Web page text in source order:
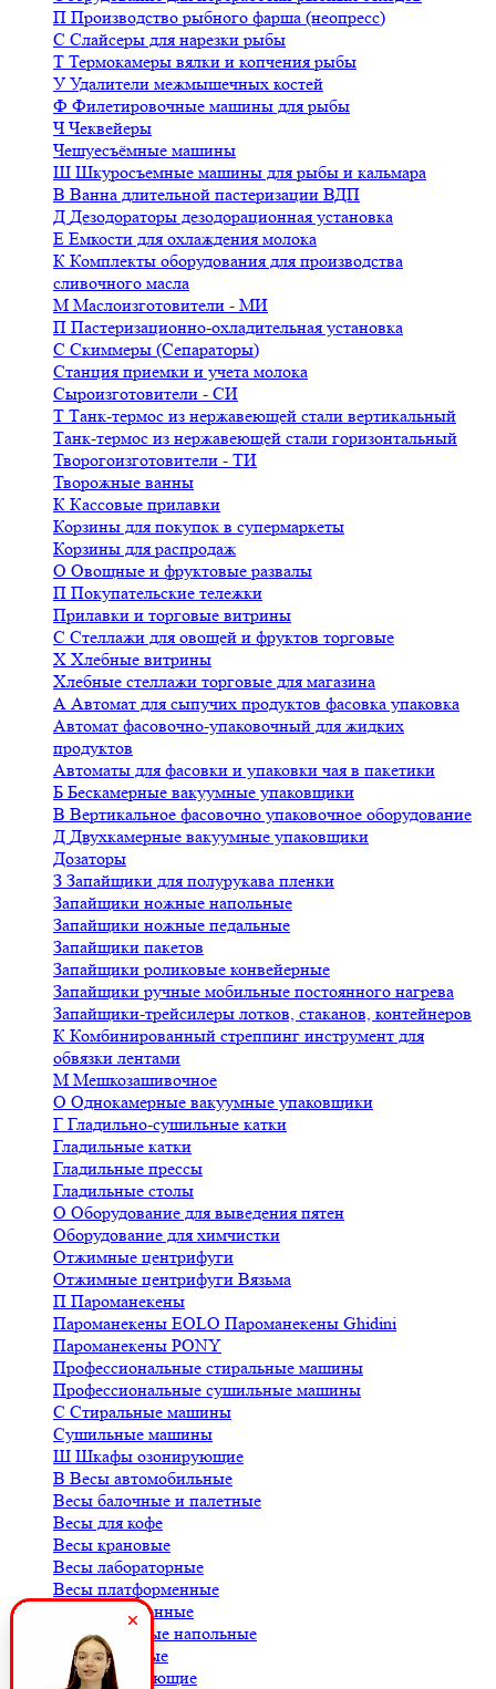
П Производство рыбного фарша (неопресс)
С Слайсеры для нарезки рыбы
Т Термокамеры вялки и копчения рыбы
У Удалители межмышечных костей
Ф Филетировочные машины для рыбы
ЧЧеквейеры
Чешуесъёмные машины
Ш Шкуросъемные машины для рыбы и кальмара
В Ванна длительной пастеризации ВДП
Д Дезодораторы дезодорационная установка
Е Емкости для охлаждения молока
К Комплекты оборудования для производства
сливочного масла
М Маслоизготовители - МИ
П Пастеризационно-охладительная установка
С Скиммеры (Сепараторы)
Станция приемки и учета молока
Сыроизготовители - СИ
Т Танк-термос из нержавеющей стали вертикальный
Танк-термос из нержавеющей стали горизонтальный
Творогоизготовители - ТИ
Творожные ванны
К Кассовые прилавки
Корзины для покупок в супермаркеты
Корзины для распродаж
О Овощные и фруктовые развалы
П Покупательские тележки
Прилавки и торговые витрины
С Стеллажи для овощей и фруктов торговые
Х Хлебные витрины
Хлебные стеллажи торговые для магазина
А Автомат для сыпучих продуктов фасовка упаковка
Автомат фасовочно-упаковочный для жидких
продуктов
Автоматы для фасовки и упаковки чая в пакетики
Б Бескамерные вакуумные упаковщики
В Вертикальное фасовочно упаковочное оборудование
Д Двухкамерные вакуумные упаковщики
Дозаторы
З Запайщики для полурукава пленки
Запайщики ножные напольные
Запайщики ножные педальные
Запайщики пакетов
Запайщики роликовые конвейерные
Запайщики ручные мобильные постоянного нагрева
Запайщики-трейсилеры лотков, стаканов, контейнеров
К Комбинированный стреппинг инструмент для
обвязки лентами
М Мешкозашивочное
О Однокамерные вакуумные упаковщики
Г Гладильно-сушильные катки
Гладильные катки
Гладильные прессы
Гладильные столы
О Оборудование для выведения пятен
Оборудование для химчистки
Отжимные центрифуги
Отжимные центрифуги Вязьма
П Пароманекены
Пароманекены EOLO Пароманекены Ghidini
Пароманекены PONY
Профессиональные стиральные машины
Профессиональные сушильные машины
С Стиральные машины
Сушильные машины
Ш Шкафы озонирующие
В Весы автомобильные
Весы балочные и палетные
Весы для кофе
Весы крановые
Весы лабораторные
Весы платформенные
Весы порционные
Весы товарные напольные
Весы торговые
ККомплектующие